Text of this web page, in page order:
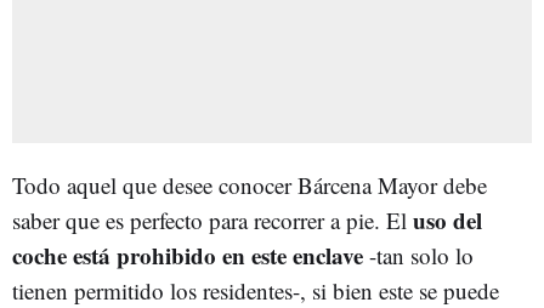
Todo aquel que desee conocer Bárcena Mayor debe
saber que es perfecto para recorrer a pie. El uso del
coche está prohibido en este enclave -tan solo lo
tienen permitido los residentes-, si bien este se puede